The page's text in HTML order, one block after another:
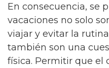
En consecuencia, se
vacaciones no solo
viajar y evitar la
también son una
física. Permitir que el